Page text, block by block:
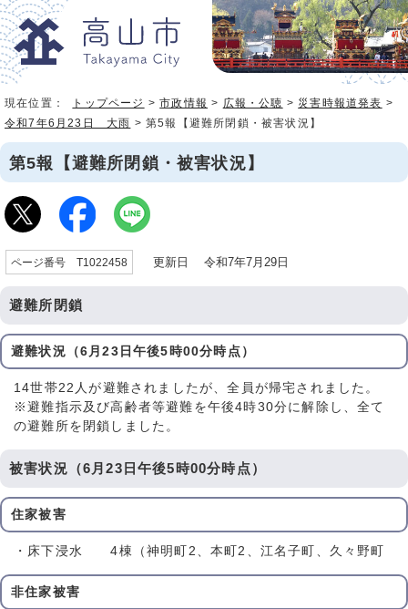
現在位置： トップページ >市政情報 > 広報・公聴 > 災害時報道発表 >
令和7年6月23日 大雨 > 第5報【避難所閉鎖・被害状況】
第5報【避難所閉鎖・被害状況】
ページ番号 T1022458 更新日 令和7年7月29日
避難所閉鎖
避難状況（6月23日午後5時00分時点）
14世帯22人が避難されましたが、全員が帰宅されました。
※避難指示及び高齢者等避難を午後4時30分に解除し、全て
の避難所を閉鎖しました。
被害状況（6月23日午後5時00分時点）
住家被害
・床下浸水 4棟（神明町2、本町2、江名子町、久々野町
非住家被害